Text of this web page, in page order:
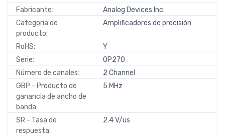
Fabricante:
Analog Devices Inc.
Categoria de
producto:
Amplificadores de precisión
RoHS:
Y
Serie:
OP270
Número de canales:
2 Channel
GBP - Producto de
ganancia de ancho de
banda:
5 MHz
SR - Tasa de
respuesta:
2.4 V/us